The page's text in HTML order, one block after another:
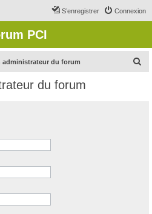
Connexion
S’enregistrer
PCI
administrateur du forum
du forum